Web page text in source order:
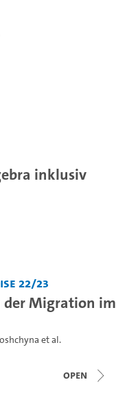
inklusiv
22/23
der Migration im
et al.
open